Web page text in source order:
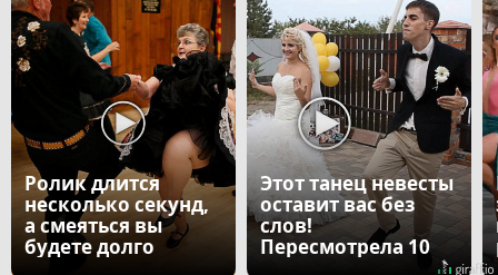
Ролик длится
несколько секунд,
а смеяться вы
будете долго
Этот танец невесты
оставит вас без
слов!
Пересмотрела 10